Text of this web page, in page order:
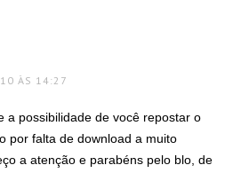
ÀS 14:27
a possibilidade de você repostar o
por falta de download a muito
a atenção e parabéns pelo blo, de